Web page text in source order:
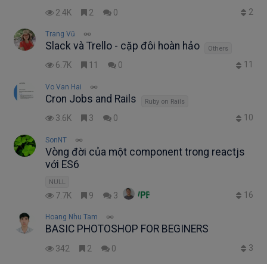
2.4K 2 0 2
Trang Vũ
Slack và Trello - cặp đôi hoàn hảo Others
6.7K 11 0 11
Vo Van Hai
Cron Jobs and Rails Ruby on Rails
3.6K 3 0 10
SonNT
Vòng đời của một component trong reactjs
với ES6
NULL
7.7K 9 3 16
Hoang Nhu Tam
BASIC PHOTOSHOP FOR BEGINERS
342 2 0 3